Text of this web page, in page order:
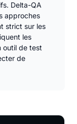
Delta-QA
approches
strict sur les
les
outil de test
de